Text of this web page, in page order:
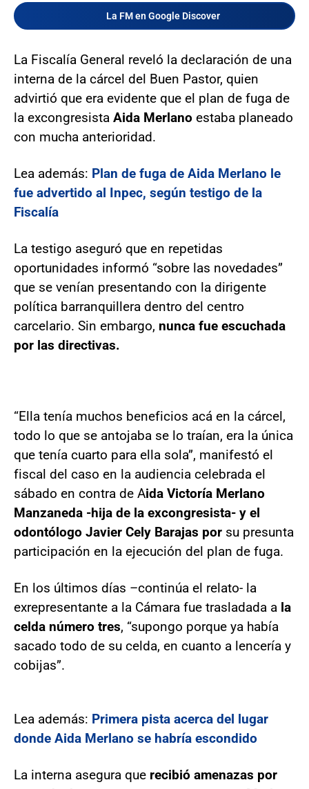
La FM en Google Discover
La Fiscalía General reveló la declaración de una
interna de la cárcel del Buen Pastor, quien
advirtió que era evidente que el plan de fuga de
la excongresista Aida Merlano estaba planeado
con mucha anterioridad.
Lea además: Plan de fuga de Aida Merlano le
fue advertido al Inpec, según testigo de la
Fiscalía
La testigo aseguró que en repetidas
oportunidades informó “sobre las novedades”
que se venían presentando con la dirigente
política barranquillera dentro del centro
carcelario. Sin embargo, nunca fue escuchada
por las directivas.
“Ella tenía muchos beneficios acá en la cárcel,
todo lo que se antojaba se lo traían, era la única
que tenía cuarto para ella sola”, manifestó el
fiscal del caso en la audiencia celebrada el
sábado en contra de Aida Victoría Merlano
Manzaneda -hija de la excongresista- y el
odontólogo Javier Cely Barajas por su presunta
participación en la ejecución del plan de fuga.
En los últimos días –continúa el relato- la
exrepresentante a la Cámara fue trasladada a la
celda número tres, “supongo porque ya había
sacado todo de su celda, en cuanto a lencería y
cobijas”.
Lea además: Primera pista acerca del lugar
donde Aida Merlano se habría escondido
La interna asegura que recibió amenazas por